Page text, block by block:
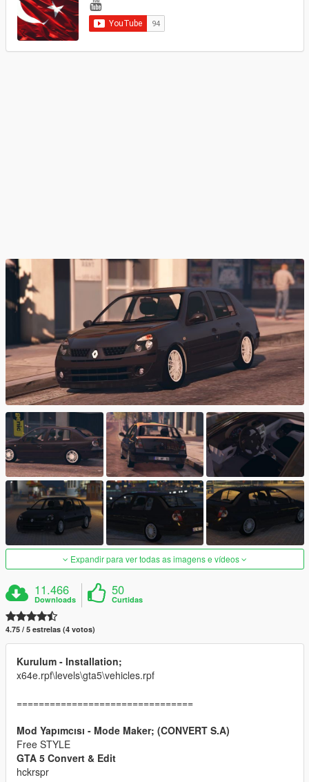
Expandir para ver todas as imagens e vídeos
11.466
Downloads
50
Curtidas
4.75 / 5 estrelas (4 votos)
Kurulum - Installation;
x64e.rpf\levels\gta5\vehicles.rpf
================================
Mod Yapımcısı - Mode Maker; (CONVERT S.A)
Free STYLE
GTA 5 Convert & Edit
hckrspr